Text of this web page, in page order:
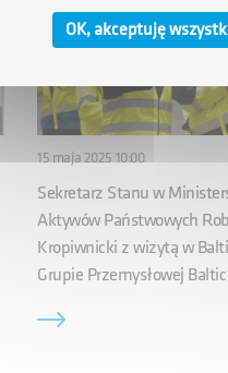
15 maja 2025 10:00
Sekretarz Stanu w
Aktywów Państwowych
Kropiwnicki z wizytą w
Grupie Przemysłowej Baltic
OK, akceptuję